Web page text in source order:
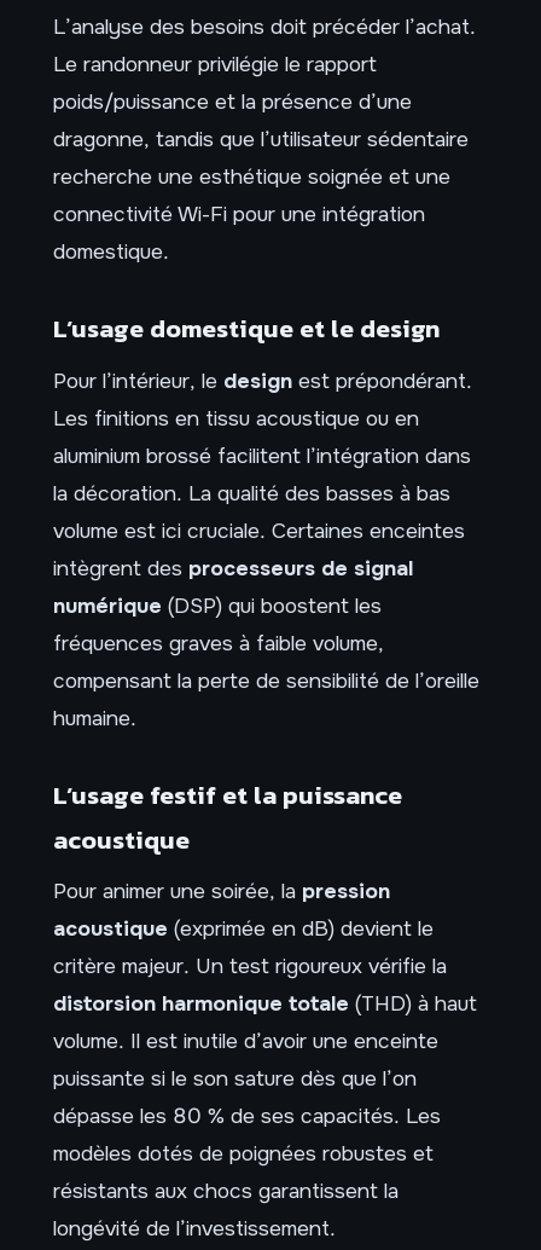
L’analyse des besoins doit précéder l’achat.
Le randonneur privilégie le rapport
poids/puissance et la présence d’une
dragonne, tandis que l’utilisateur sédentaire
recherche une esthétique soignée et une
connectivité Wi-Fi pour une intégration
domestique.
L’usage domestique et le design
Pour l’intérieur, le design est prépondérant.
Les finitions en tissu acoustique ou en
aluminium brossé facilitent l’intégration dans
la décoration. La qualité des basses à bas
volume est ici cruciale. Certaines enceintes
intègrent des processeurs de signal
numérique (DSP) qui boostent les
fréquences graves à faible volume,
compensant la perte de sensibilité de l’oreille
humaine.
L’usage festif et la puissance
acoustique
Pour animer une soirée, la pression
acoustique (exprimée en dB) devient le
critère majeur. Un test rigoureux vérifie la
distorsion harmonique totale (THD) à haut
volume. Il est inutile d’avoir une enceinte
puissante si le son sature dès que l’on
dépasse les 80 % de ses capacités. Les
modèles dotés de poignées robustes et
résistants aux chocs garantissent la
longévité de l’investissement.